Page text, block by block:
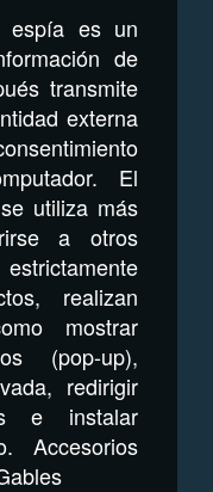
espía es un
de
transmite
externa
El
utiliza más
a otros
realizan
mostrar
(pop-up),
redirigir
e instalar
Accesorios